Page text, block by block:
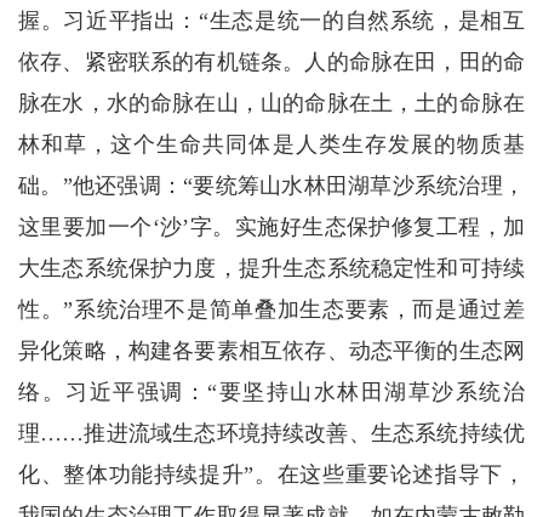
握。习近平指出：“生态是统一的自然系统，是相互
依存、紧密联系的有机链条。人的命脉在田，田的命
脉在水，水的命脉在山，山的命脉在土，土的命脉在
林和草，这个生命共同体是人类生存发展的物质基
础。”他还强调：“要统筹山水林田湖草沙系统治理，
这里要加一个‘沙’字。实施好生态保护修复工程，加
大生态系统保护力度，提升生态系统稳定性和可持续
性。”系统治理不是简单叠加生态要素，而是通过差
异化策略，构建各要素相互依存、动态平衡的生态网
络。习近平强调：“要坚持山水林田湖草沙系统治
理……推进流域生态环境持续改善、生态系统持续优
化、整体功能持续提升”。在这些重要论述指导下，